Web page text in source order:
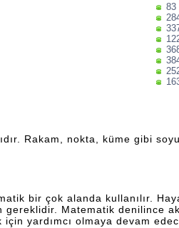
83
Rakam, nokta, küme gibi
bir çok alanda kullanılır.
gereklidir. Matematik denilince
yardımcı olmaya devam